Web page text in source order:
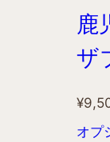
鹿
ザ
¥
オプ